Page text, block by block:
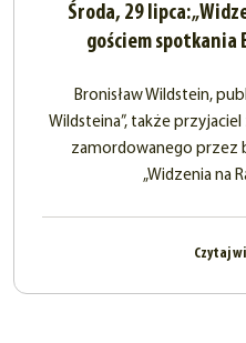
Środa, 29 lipca:
gościem spotkania
Bronisław Wildstein,
Wildsteina”, także
zamordowanego przez
„Widzenia na
Czytaj